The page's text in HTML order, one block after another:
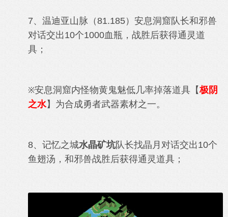
7、温迪亚山脉（81.185）安息洞窟 队长和邪兽
对话交出10个1000血瓶 ，战胜后获得通灵道
具 ；
※安息洞窟内怪物黄鬼魅低几率掉落道具【极阴
之水】为合成勇者武器素材之一。
8、记忆之城水晶矿坑队长找晶月 对话交出10个
鱼翅汤 ， 和邪兽战胜后获得通灵道具 ；